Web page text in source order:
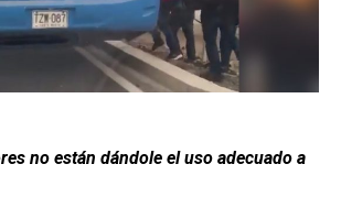
no están dándole el uso adecuado a